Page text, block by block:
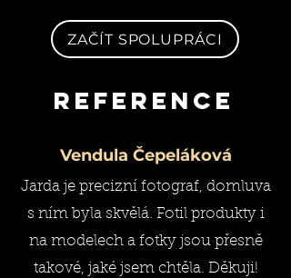
ZAČÍT SPOLUPRÁCI
reference
Vendula Čepeláková
Jarda je precizní fotograf, domluva
s ním byla skvělá. Fotil produkty i
na modelech a fotky jsou přesně
takové, jaké jsem chtěla. Děkuji!